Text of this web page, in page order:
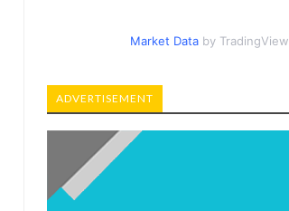
Market Databy TradingView
ADVERTISEMENT